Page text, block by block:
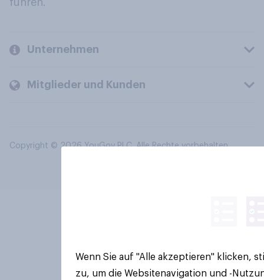
führen.
Unternehmen
Mitglieder und Kunden
Copyright © 2026 YouGov PLC. Alle Rechte vorbehalten.
Wenn Sie auf "Alle akzeptieren" klicken,
zu, um die Websitenavigation und -